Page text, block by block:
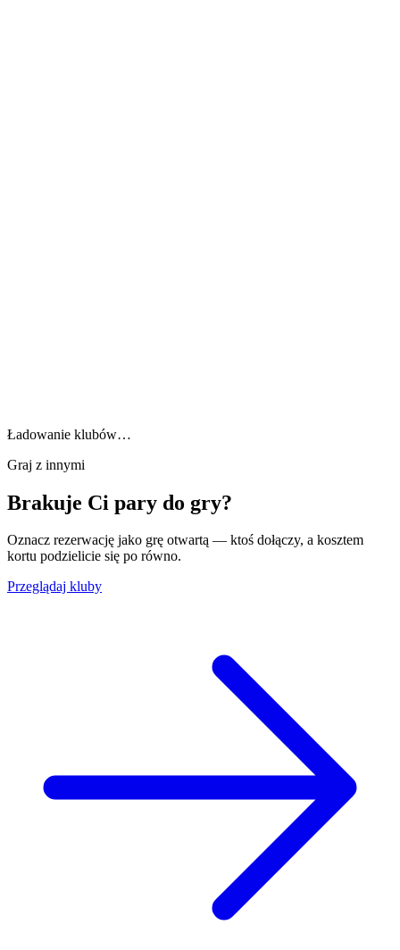
Ładowanie klubów…
Graj z innymi
Brakuje Ci pary do gry?
Oznacz rezerwację jako grę otwartą — ktoś dołączy, a kosztem
kortu podzielicie się po równo.
Przeglądaj kluby